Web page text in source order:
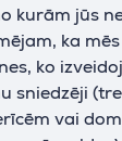
kurām jūs
ka
ko
sniedzēji
vai
Saistītās